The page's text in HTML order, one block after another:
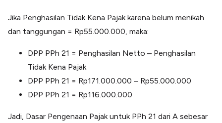
Jika Penghasilan Tidak Kena Pajak karena belum menikah
dan tanggungan = Rp55.000.000, maka:
DPP PPh 21 = Penghasilan Netto – Penghasilan
Tidak Kena Pajak
DPP PPh 21 = Rp171.000.000 – Rp55.000.000
DPP PPh 21 = Rp116.000.000
Jadi, Dasar Pengenaan Pajak untuk PPh 21 dari A sebesar